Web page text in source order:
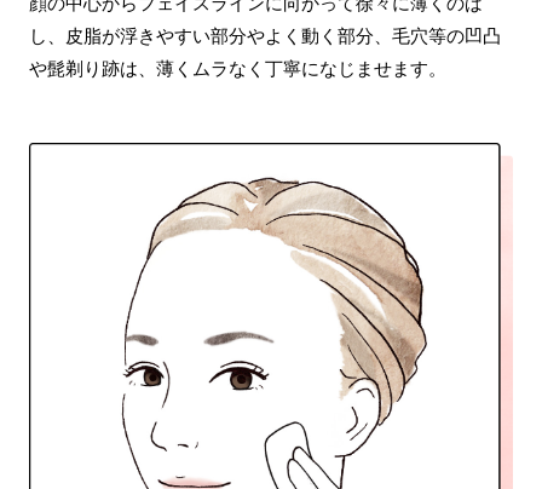
し、皮脂が浮きやすい部分やよく動く部分、毛穴等の凹凸
や髭剃り跡は、薄くムラなく丁寧になじませます。